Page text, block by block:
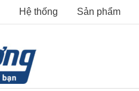
Hệ thống Sản phẩm